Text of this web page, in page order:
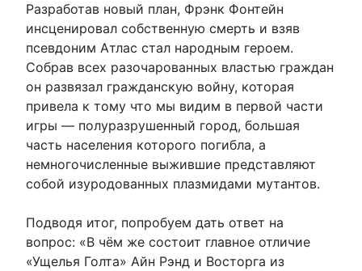
Разработав новый план, Фрэнк Фонтейн
инсценировал собственную смерть и взяв
псевдоним Атлас стал народным героем.
Собрав всех разочарованных властью граждан
он развязал гражданскую войну, которая
привела к тому что мы видим в первой части
игры — полуразрушенный город, большая
часть населения которого погибла, а
немногочисленные выжившие представляют
собой изуродованных плазмидами мутантов.
Подводя итог, попробуем дать ответ на
вопрос: «В чём же состоит главное отличие
«Ущелья Голта» Айн Рэнд и Восторга из